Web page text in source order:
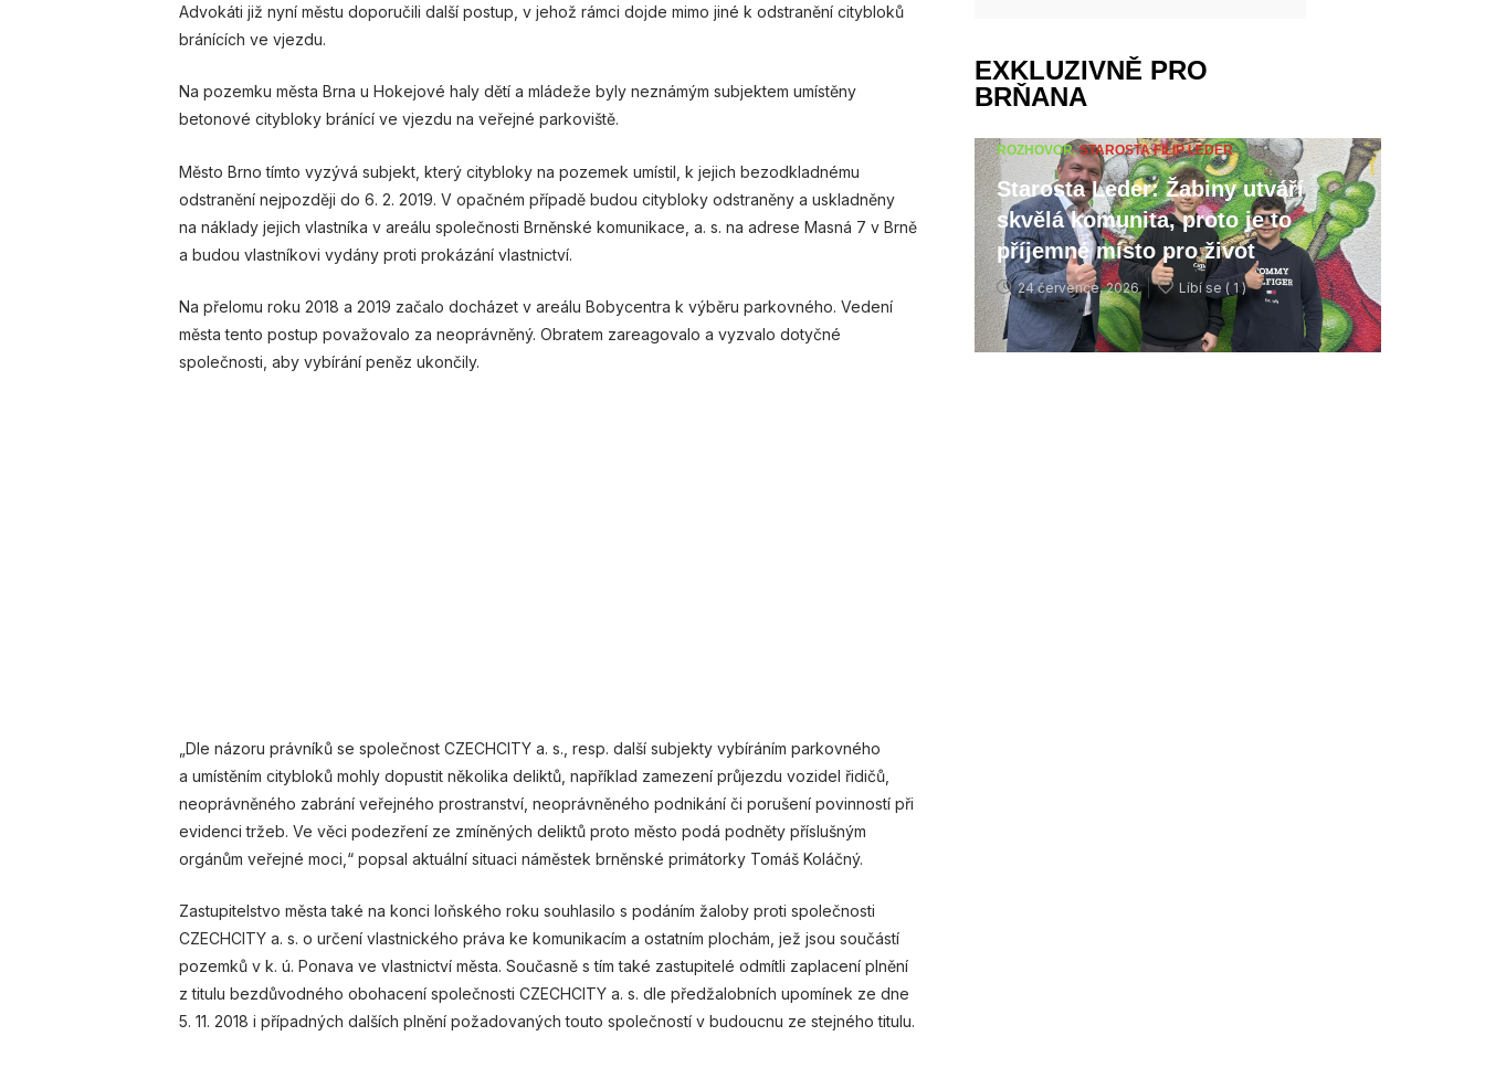
Advokáti již nyní městu doporučili další postup, v jehož rámci dojde mimo jiné k odstranění citybloků
bránících ve vjezdu.
Na pozemku města Brna u Hokejové haly dětí a mládeže byly neznámým subjektem umístěny
betonové citybloky bránící ve vjezdu na veřejné parkoviště.
Město Brno tímto vyzývá subjekt, který citybloky na pozemek umístil, k jejich bezodkladnému
odstranění nejpozději do 6. 2. 2019. V opačném případě budou citybloky odstraněny a uskladněny
na náklady jejich vlastníka v areálu společnosti Brněnské komunikace, a. s. na adrese Masná 7 v Brně
a budou vlastníkovi vydány proti prokázání vlastnictví.
Na přelomu roku 2018 a 2019 začalo docházet v areálu Bobycentra k výběru parkovného. Vedení
města tento postup považovalo za neoprávněný. Obratem zareagovalo a vyzvalo dotyčné
společnosti, aby vybírání peněz ukončily.
„Dle názoru právníků se společnost CZECHCITY a. s., resp. další subjekty vybíráním parkovného
a umístěním citybloků mohly dopustit několika deliktů, například zamezení průjezdu vozidel řidičů,
neoprávněného zabrání veřejného prostranství, neoprávněného podnikání či porušení povinností při
evidenci tržeb. Ve věci podezření ze zmíněných deliktů proto město podá podněty příslušným
orgánům veřejné moci,“ popsal aktuální situaci náměstek brněnské primátorky Tomáš Koláčný.
Zastupitelstvo města také na konci loňského roku souhlasilo s podáním žaloby proti společnosti
CZECHCITY a. s. o určení vlastnického práva ke komunikacím a ostatním plochám, jež jsou součástí
pozemků v k. ú. Ponava ve vlastnictví města. Současně s tím také zastupitelé odmítli zaplacení plnění
z titulu bezdůvodného obohacení společnosti CZECHCITY a. s. dle předžalobních upomínek ze dne
5. 11. 2018 i případných dalších plnění požadovaných touto společností v budoucnu ze stejného titulu.
EXKLUZIVNĚ PRO
BRŇANA
ROZHOVOR,STAROSTA FILIP LEDER
Starosta Leder: Žabiny utváří
skvělá komunita, proto je to
příjemné místo pro život
24 července, 2026 Líbí se ( 1 )